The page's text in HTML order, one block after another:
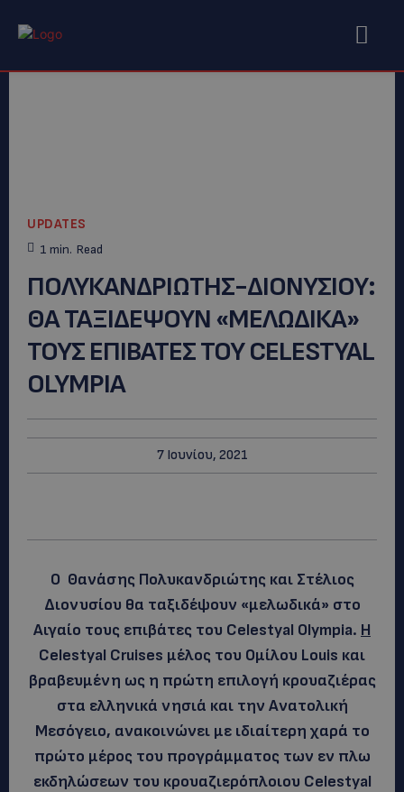
UPDATES
1 min. Read
ΠΟΛΥΚΑΝΔΡΙΩΤΗΣ-ΔΙΟΝΥΣΙΟΥ:
ΘΑ ΤΑΞΙΔΕΨΟΥΝ «ΜΕΛΩΔΙΚΑ»
ΤΟΥΣ ΕΠΙΒΑΤΕΣ TOY CELESTYAL
OLYMPIΑ
7 Ιουνίου, 2021
Ο Θανάσης Πολυκανδριώτης και Στέλιος
Διονυσίου θα ταξιδέψουν «μελωδικά» στο
Αιγαίο τους επιβάτες του Celestyal Olympia. Η
Celestyal Cruises μέλος του Ομίλου Louis και
βραβευμένη ως η πρώτη επιλογή κρουαζιέρας
στα ελληνικά νησιά και την Ανατολική
Μεσόγειο, ανακοινώνει με ιδιαίτερη χαρά το
πρώτο μέρος του προγράμματος των εν πλω
εκδηλώσεων του κρουαζιερόπλοιου Celestyal